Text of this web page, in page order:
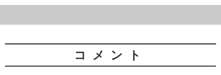
コメント